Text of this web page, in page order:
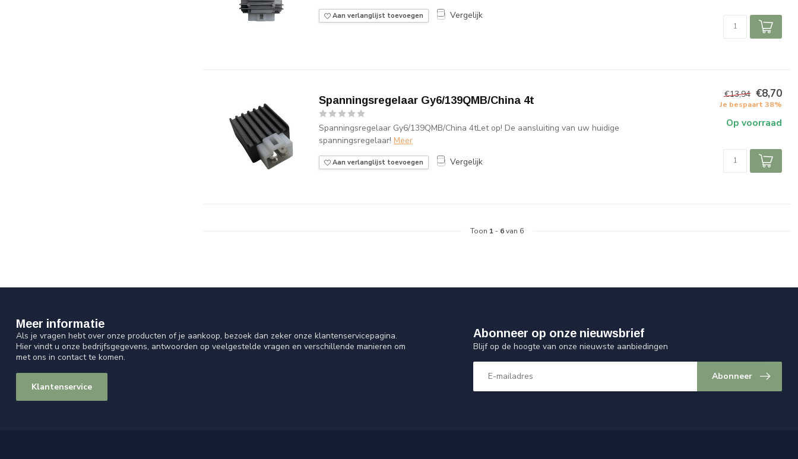
Aan verlanglijst toevoegen Vergelijk
Spanningsregelaar Gy6/139QMB/China 4t
Spanningsregelaar Gy6/139QMB/China 4tLet op! De aansluiting van uw huidige
spanningsregelaar! Meer
Aan verlanglijst toevoegen Vergelijk
€13,94 €8,70
Je bespaart 38%
Op voorraad
Toon 1 - 6van 6
Meer informatie
Als je vragen hebt over onze producten of je aankoop, bezoek dan zeker onze klantenservicepagina.
Hier vindt u onze bedrijfsgegevens, antwoorden op veelgestelde vragen en verschillende manieren om
met ons in contact te komen.
Klantenservice
Abonneer op onze nieuwsbrief
Blijf op de hoogte van onze nieuwste aanbiedingen
Abonneer